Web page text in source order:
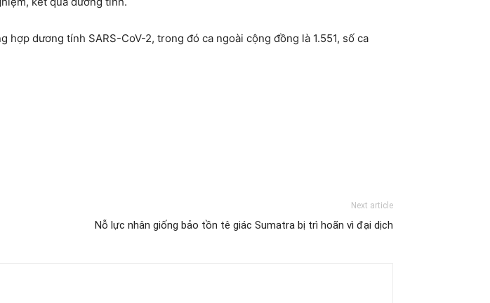
dương tính SARS-CoV-2, trong đó ca ngoài cộng đồng là 1.551, số ca
Next article
Nỗ lực nhân giống bảo tồn tê giác Sumatra bị trì hoãn vì đại dịch